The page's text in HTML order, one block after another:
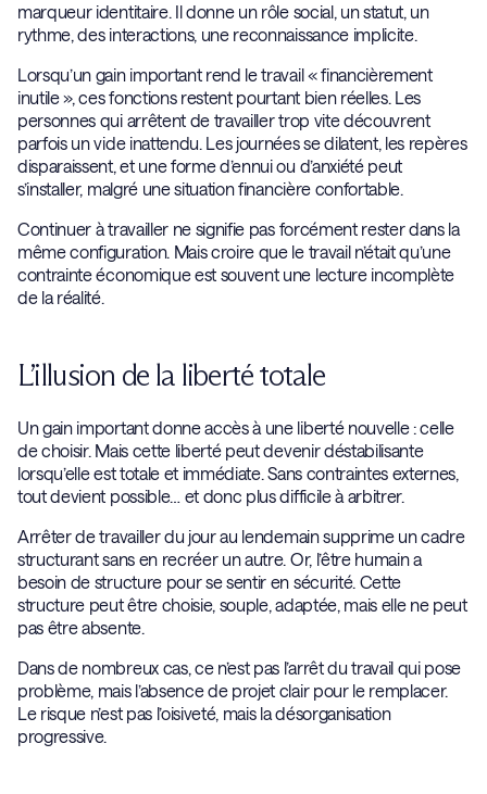
marqueur identitaire. Il donne un rôle social, un statut, un
rythme, des interactions, une reconnaissance implicite.
Lorsqu’un gain important rend le travail « financièrement
inutile », ces fonctions restent pourtant bien réelles. Les
personnes qui arrêtent de travailler trop vite découvrent
parfois un vide inattendu. Les journées se dilatent, les repères
disparaissent, et une forme d’ennui ou d’anxiété peut
s’installer, malgré une situation financière confortable.
Continuer à travailler ne signifie pas forcément rester dans la
même configuration. Mais croire que le travail n’était qu’une
contrainte économique est souvent une lecture incomplète
de la réalité.
L’illusion de la liberté totale
Un gain important donne accès à une liberté nouvelle : celle
de choisir. Mais cette liberté peut devenir déstabilisante
lorsqu’elle est totale et immédiate. Sans contraintes externes,
tout devient possible… et donc plus difficile à arbitrer.
Arrêter de travailler du jour au lendemain supprime un cadre
structurant sans en recréer un autre. Or, l’être humain a
besoin de structure pour se sentir en sécurité. Cette
structure peut être choisie, souple, adaptée, mais elle ne peut
pas être absente.
Dans de nombreux cas, ce n’est pas l’arrêt du travail qui pose
problème, mais l’absence de projet clair pour le remplacer.
Le risque n’est pas l’oisiveté, mais la désorganisation
progressive.